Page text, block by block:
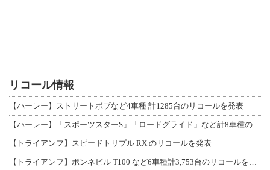
リコール情報
【ハーレー】ストリートボブなど4車種 計1285台のリコールを発表
【トライアンフ】スピードトリプル RX のリコールを発表